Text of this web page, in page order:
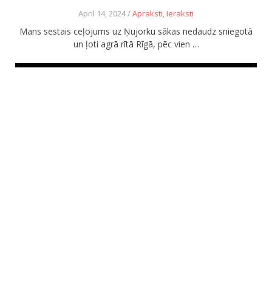
April 14, 2024 / Apraksti Ieraksti
Mans sestais ceļojums uz Ņujorku sākas nedaudz sniegotā
un ļoti agrā rītā Rīgā, pēc vien …